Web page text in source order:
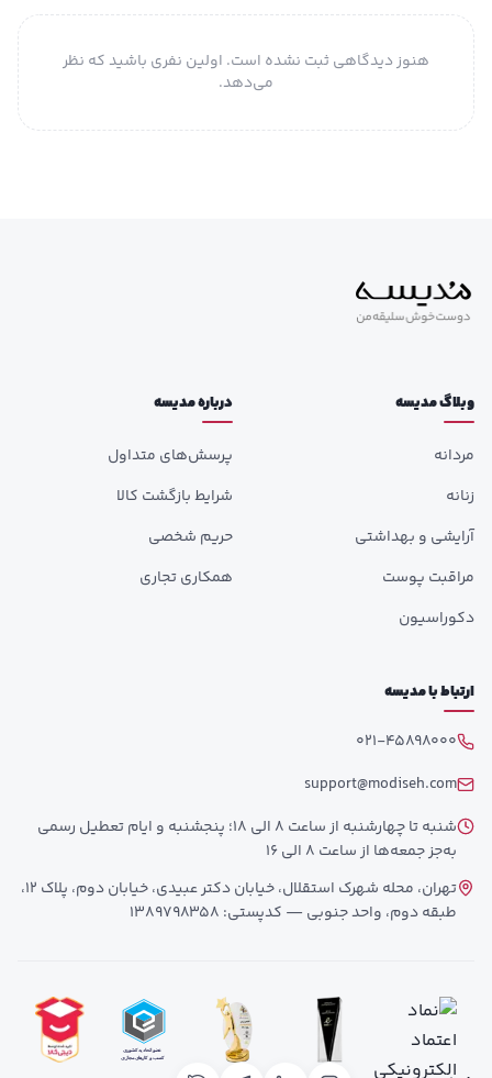
هنوز دیدگاهی ثبت نشده است. اولین نفری باشید که نظر
می‌دهد.
وبلاگ مدیسه
مردانه
زنانه
آرایشی و بهداشتی
مراقبت پوست
دکوراسیون
درباره مدیسه
پرسش‌های متداول
شرایط بازگشت کالا
حریم شخصی
همکاری تجاری
ارتباط با مدیسه
021-45898000
support@modiseh.com
شنبه تا چهارشنبه از ساعت 8 الی 18؛ پنجشنبه و ایام تعطیل رسمی
به‌جز جمعه‌ها از ساعت 8 الی 16
تهران، محله شهرک استقلال، خیابان دکتر عبیدی، خیابان دوم، پلاک 12،
طبقه دوم، واحد جنوبی — کدپستی: 1389798358